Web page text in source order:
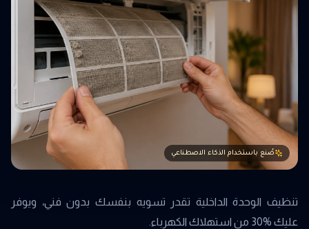
صُنع باستخدام الذكاء الاصطناعي
تنظيف الوحدة الداخلية تقدر تسويه بنفسك بدون فني، ويوفر
عليك %30 من استهلاك الكهرباء.